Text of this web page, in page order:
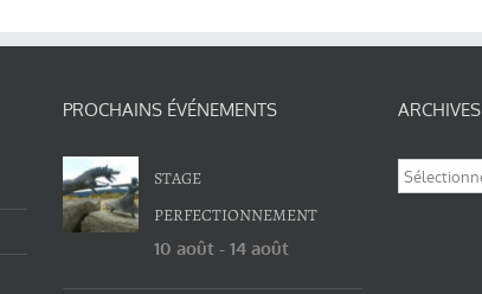
PROCHAINS ÉVÉNEMENTS
STAGE
PERFECTIONNEMENT
10 août - 14 août
ARCHIVES
Archives